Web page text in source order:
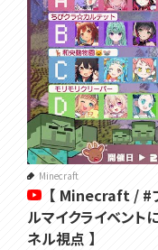
Minecraft
【 Minecraft / #
ルマイクライベント
ネル視点 】